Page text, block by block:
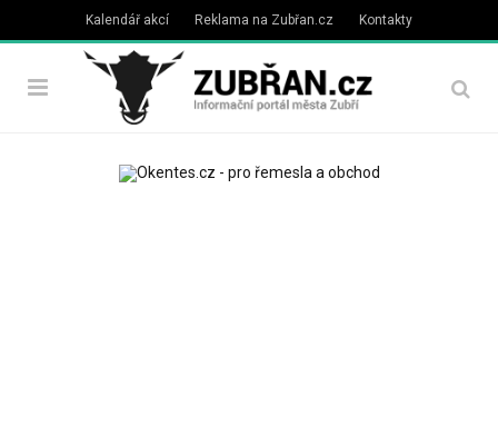
Kalendář akcí Reklama na Zubřan.cz Kontakty